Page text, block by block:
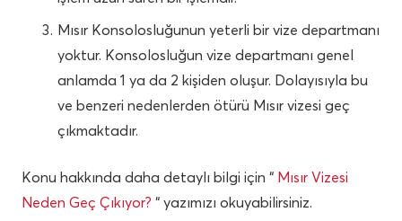
Mısır Konsolosluğunun yeterli bir vize departmanı
yoktur. Konsolosluğun vize departmanı genel
anlamda 1 ya da 2 kişiden oluşur. Dolayısıyla bu
ve benzeri nedenlerden ötürü Mısır vizesi geç
çıkmaktadır.
Konu hakkında daha detaylı bilgi için “ Mısır Vizesi
Neden Geç Çıkıyor? “ yazımızı okuyabilirsiniz.